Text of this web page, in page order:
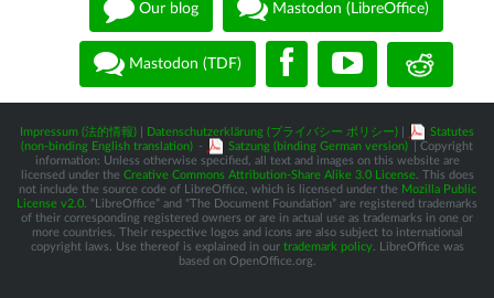
Our blog Mastodon (LibreOffice)
Mastodon (TDF)
Impressum (法的情報) Datenschutzerklärung (プライバシー ポリシー)
Statutes
(non-binding English translation) - Satzung (binding German version)
| Copyright
information: Unless otherwise specified, all text and images on this website are
licensed under the Creative Commons Attribution-Share Alike 3.0 License. This does
not include the source code of LibreOffice, which is licensed under the Mozilla Public
License v2.0 . “LibreOffice” and “The Document Foundation” are registered trademarks
of their corresponding registered owners or are in actual use as trademarks in one or
more countries. Their respective logos and icons are also subject to international
copyright laws. Use thereof is explained in our trademark policy. LibreOffice was
based on OpenOffice.org.